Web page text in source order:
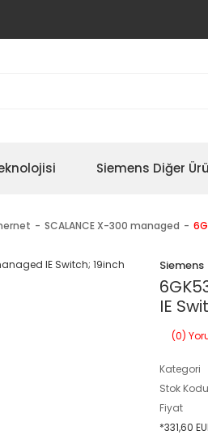
Siemens Diğer
SCALANCE X-300 managed
Siemens
IE
(0)
Kategori
Stok Kodu
Fiyat
*331,60